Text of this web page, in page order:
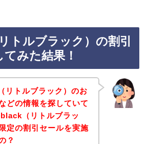
トルブラック）の割引
みた結果！
トルブラック）のお
どの情報を探していて
（リトルブラッ
定の割引セールを実施
？